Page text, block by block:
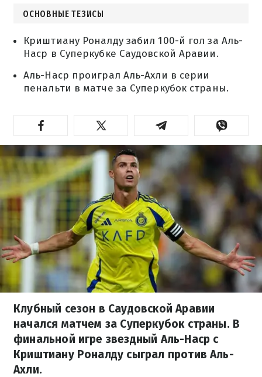
ОСНОВНЫЕ ТЕЗИСЫ
Криштиану Роналду забил 100-й гол за Аль-
Наср в Суперкубке Саудовской Аравии.
Аль-Наср проиграл Аль-Ахли в серии
пенальти в матче за Суперкубок страны.
Клубный сезон в Саудовской Аравии
начался матчем за Суперкубок страны. В
финальной игре звездный Аль-Наср с
Криштиану Роналду сыграл против Аль-
Ахли.